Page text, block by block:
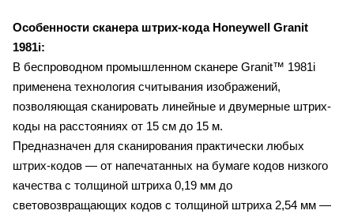
Особенности сканера штрих-кода Honeywell Granit
1981i:
В беспроводном промышленном сканере Granit™ 1981i
применена технология считывания изображений,
позволяющая сканировать линейные и двумерные штрих-
коды на расстояниях от 15 см до 15 м.
Предназначен для сканирования практически любых
штрих-кодов — от напечатанных на бумаге кодов низкого
качества с толщиной штриха 0,19 мм до
световозвращающих кодов с толщиной штриха 2,54 мм —